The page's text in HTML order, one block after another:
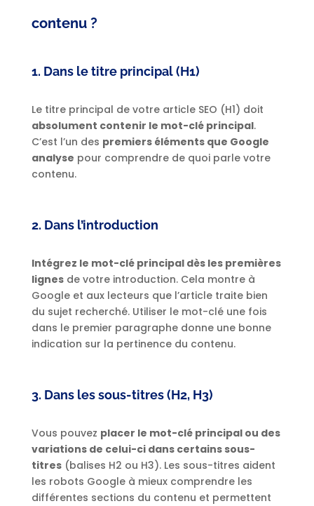
contenu ?
1. Dans le titre principal (H1)
Le titre principal de votre article SEO (H1) doit
absolument contenir le mot-clé principal.
C’est l’un des premiers éléments que Google
analyse pour comprendre de quoi parle votre
contenu.
2. Dans l’introduction
Intégrez le mot-clé principal dès les premières
lignesde votre introduction. Cela montre à
Google et aux lecteurs que l’article traite bien
du sujet recherché. Utiliser le mot-clé une fois
dans le premier paragraphe donne une bonne
indication sur la pertinence du contenu.
3. Dans les sous-titres (H2, H3)
Vous pouvez placer le mot-clé principal ou des
variations de celui-ci dans certains sous-
titres(balises H2 ou H3). Les sous-titres aident
les robots Google à mieux comprendre les
différentes sections du contenu et permettent